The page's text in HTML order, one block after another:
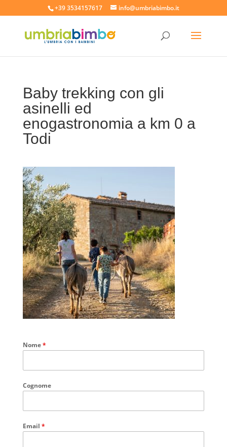
+39 3534157617 info@umbriabimbo.it
Baby trekking con gli
asinelli ed
enogastronomia a km 0 a
Todi
Nome*
Cognome
Email *